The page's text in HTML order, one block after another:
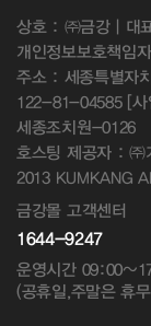
상호 : ㈜금강 | 대
개인정보보호책임
주소 : 세종특별자
122-81-04585 [사
세종조치원-0126
호스팅 제공자 : ㈜
2013 KUMKANG
금강몰 고객센터
1644-9247
운영시간
(공휴일,주말은 휴